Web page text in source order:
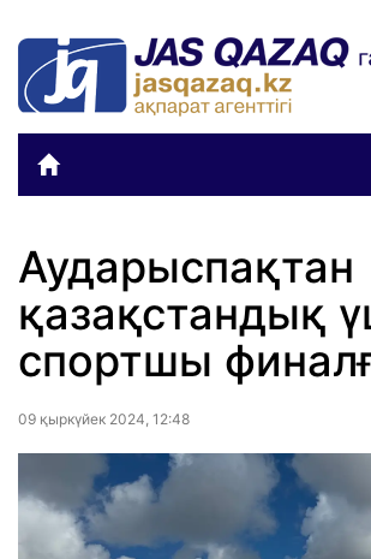
Аударыспақтан
қазақстандық
спортшы
09 қыркүйек 2024, 12:48